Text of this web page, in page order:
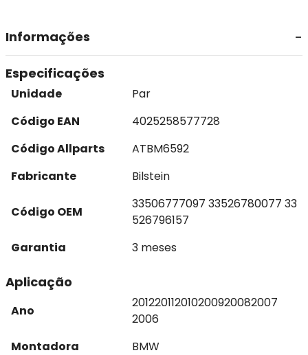
Informações
Especificações
Unidade
Par
Código EAN
4025258577728
Código Allparts
ATBM6592
Fabricante
Bilstein
Código OEM
33506777097 33526780077 33
526796157
Garantia
3 meses
Aplicação
Ano
201220112010200920082007
2006
Montadora
BMW